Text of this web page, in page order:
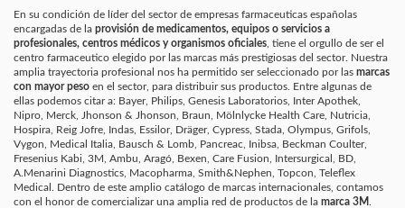
En su condición de líder del sector de empresas farmaceuticas españolas
encargadas de la provisión de medicamentos, equipos o servicios a
profesionales, centros médicos y organismos oficiales , tiene el orgullo de ser el
centro farmaceutico elegido por las marcas más prestigiosas del sector. Nuestra
amplia trayectoria profesional nos ha permitido ser seleccionado por las marcas
con mayor peso en el sector, para distribuir sus productos. Entre algunas de
ellas podemos citar a: Bayer, Philips, Genesis Laboratorios, Inter Apothek,
Nipro, Merck, Jhonson & Jhonson, Braun, Mölnlycke Health Care, Nutricia,
Hospira, Reig Jofre, Indas, Essilor, Dräger, Cypress, Stada, Olympus, Grifols,
Vygon, Medical Italia, Bausch & Lomb, Pancreac, Inibsa, Beckman Coulter,
Fresenius Kabi, 3M, Ambu, Aragó, Bexen, Care Fusion, Intersurgical, BD,
A.Menarini Diagnostics, Macopharma, Smith&Nephen, Topcon, Teleflex
Medical. Dentro de este amplio catálogo de marcas internacionales, contamos
con el honor de comercializar una amplia red de productos de la marca 3M